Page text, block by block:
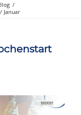
/
/ Januar